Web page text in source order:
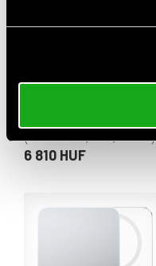
(20000 mAh, 18W, fekete)
6 810 HUF